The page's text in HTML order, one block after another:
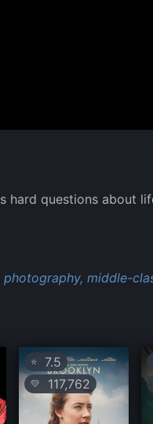
hard questions about
photography, middle-
⭐7.5
💛 117,762